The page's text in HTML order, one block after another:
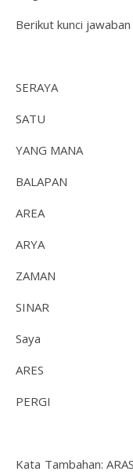
Berikut kunci
SERAYA
SATU
YANG MANA
BALAPAN
AREA
ARYA
ZAMAN
SINAR
Saya
ARES
PERGI
Kata Tambahan: